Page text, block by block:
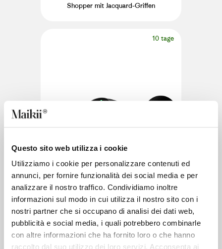
Questo sito web utilizza i cookie
Utilizziamo i cookie per personalizzare contenuti ed
annunci, per fornire funzionalità dei social media e per
analizzare il nostro traffico. Condividiamo inoltre
informazioni sul modo in cui utilizza il nostro sito con i
nostri partner che si occupano di analisi dei dati web,
pubblicità e social media, i quali potrebbero combinarle
con altre informazioni che ha fornito loro o che hanno
raccolto dal suo utilizzo dei loro servizi. Acconsenta ai
Shopper mit Jacquard-Griffen
10 tage